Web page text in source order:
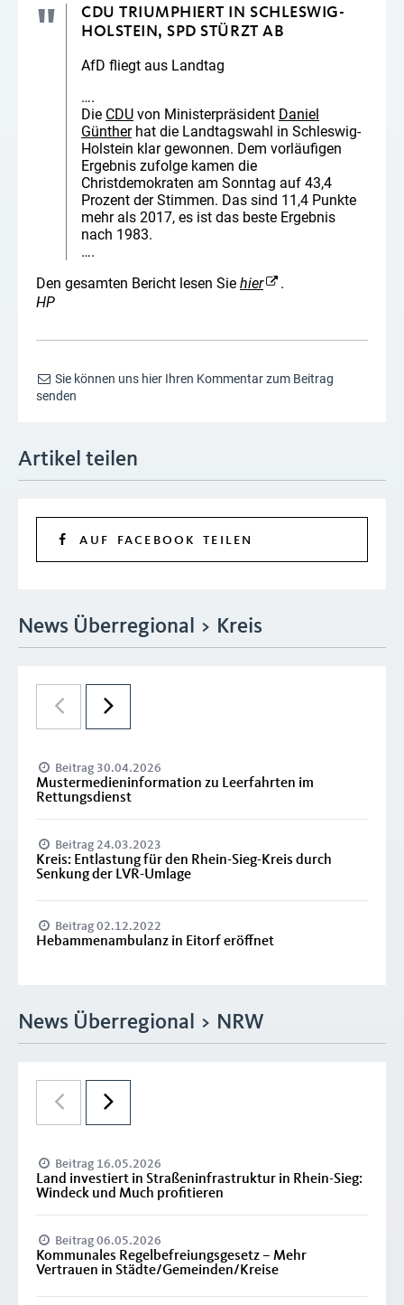
CDU TRIUMPHIERT IN SCHLESWIG-
HOLSTEIN, SPD STÜRZT AB
AfD fliegt aus Landtag
….
Die CDU von Ministerpräsident Daniel
Güntherhat die Landtagswahl in Schleswig-
Holstein klar gewonnen. Dem vorläufigen
Ergebnis zufolge kamen die
Christdemokraten am Sonntag auf 43,4
Prozent der Stimmen. Das sind 11,4 Punkte
mehr als 2017, es ist das beste Ergebnis
nach 1983.
….
Den gesamten Bericht lesen Sie hier
.
HP
Sie können uns hier Ihren Kommentar zum Beitrag
senden
Artikel teilen
AUF FACEBOOK TEILEN
News Überregional > Kreis
Beitrag 30.04.2026
Mustermedieninformation zu Leerfahrten im
Rettungsdienst
Beitrag 24.03.2023
Kreis: Entlastung für den Rhein-Sieg-Kreis durch
Senkung der LVR-Umlage
Beitrag 02.12.2022
Hebammenambulanz in Eitorf eröffnet
News Überregional > NRW
Beitrag 16.05.2026
Land investiert in Straßeninfrastruktur in Rhein-Sieg:
Windeck und Much profitieren
Beitrag 06.05.2026
Kommunales Regelbefreiungsgesetz – Mehr
Vertrauen in Städte/Gemeinden/Kreise